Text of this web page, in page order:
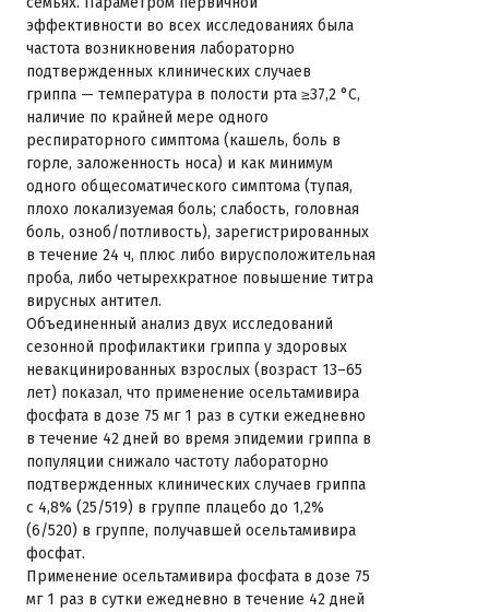
эффективности во всех исследованиях была
частота возникновения лабораторно
подтвержденных клинических случаев
гриппа — температура в полости рта ≥37,2 °C,
наличие по крайней мере одного
респираторного симптома (кашель, боль в
горле, заложенность носа) и как минимум
одного общесоматического симптома (тупая,
плохо локализуемая боль; слабость, головная
боль, озноб/потливость), зарегистрированных
в течение 24 ч, плюс либо вирусположительная
проба, либо четырехкратное повышение титра
вирусных антител.
Объединенный анализ двух исследований
сезонной профилактики гриппа у здоровых
невакцинированных взрослых (возраст 13–65
лет) показал, что применение осельтамивира
фосфата в дозе 75 мг 1 раз в сутки ежедневно
в течение 42 дней во время эпидемии гриппа в
популяции снижало частоту лабораторно
подтвержденных клинических случаев гриппа
с 4,8% (25/519) в группе плацебо до 1,2%
(6/520) в группе, получавшей осельтамивира
фосфат.
Применение осельтамивира фосфата в дозе 75
мг 1 раз в сутки ежедневно в течение 42 дней